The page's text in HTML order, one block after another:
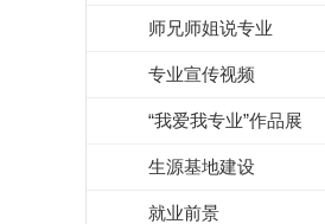
师兄师姐说专业
专业宣传视频
“我爱我专业”作品展
生源基地建设
就业前景